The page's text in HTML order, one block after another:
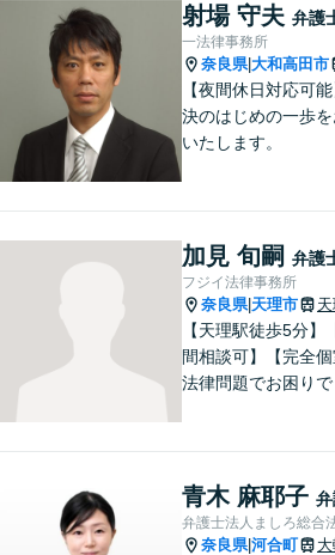
射場 守夫 弁護
一法律事務所
奈良県|大和高田市
【夜間休日対応可
決のはじめの一歩
いたします。
加見 旬嗣 弁護
フジイ法律事務所
奈良県| 天理市
【天理駅徒歩5分】
間相談可】【完全個
法律問題でお困りで
いたします。お早め
が納得のいく解決
です。
青木 麻耶子
弁護士法人ましろ総合
奈良県|河合町